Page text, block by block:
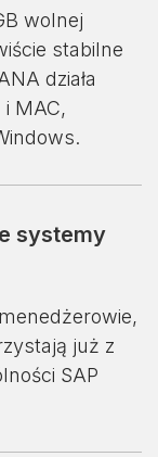
wolnej
stabilne
działa
i MAC,
systemy
już z
SAP